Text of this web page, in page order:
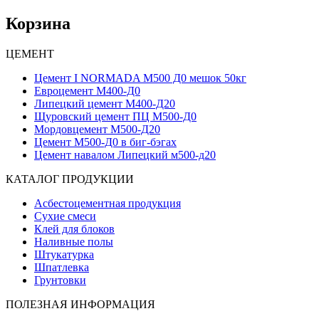
Корзина
ЦЕМЕНТ
Цемент I NORMADA М500 Д0 мешок 50кг
Евроцемент М400-Д0
Липецкий цемент М400-Д20
Щуровский цемент ПЦ М500-Д0
Мордовцемент М500-Д20
Цемент М500-Д0 в биг-бэгах
Цемент навалом Липецкий м500-д20
КАТАЛОГ ПРОДУКЦИИ
Асбестоцементная продукция
Сухие смеси
Клей для блоков
Наливные полы
Штукатурка
Шпатлевка
Грунтовки
ПОЛЕЗНАЯ ИНФОРМАЦИЯ